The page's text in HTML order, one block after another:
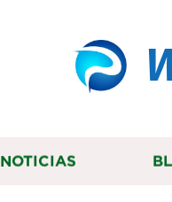
NOTICIAS